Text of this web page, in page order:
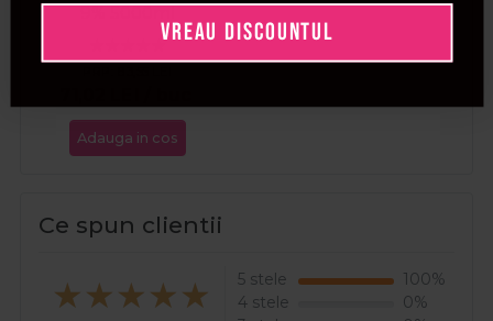
9% 5000ml
Adauga in cos
Ce spun clientii
5 stele
100%
4 stele
0%
VREAU DISCOUNTUL